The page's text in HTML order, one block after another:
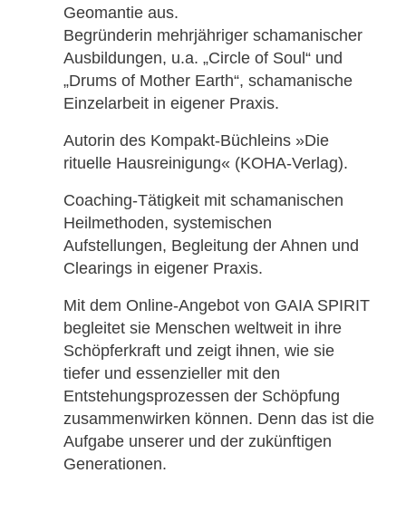
Geomantie aus.
Begründerin mehrjähriger schamanischer
Ausbildungen, u.a. „Circle of Soul“ und
„Drums of Mother Earth“, schamanische
Einzelarbeit in eigener Praxis.
Autorin des Kompakt-Büchleins »Die
rituelle Hausreinigung« (KOHA-Verlag).
Coaching-Tätigkeit mit schamanischen
Heilmethoden, systemischen
Aufstellungen, Begleitung der Ahnen und
Clearings in eigener Praxis.
Mit dem Online-Angebot von GAIA SPIRIT
begleitet sie Menschen weltweit in ihre
Schöpferkraft und zeigt ihnen, wie sie
tiefer und essenzieller mit den
Entstehungsprozessen der Schöpfung
zusammenwirken können. Denn das ist die
Aufgabe unserer und der zukünftigen
Generationen.